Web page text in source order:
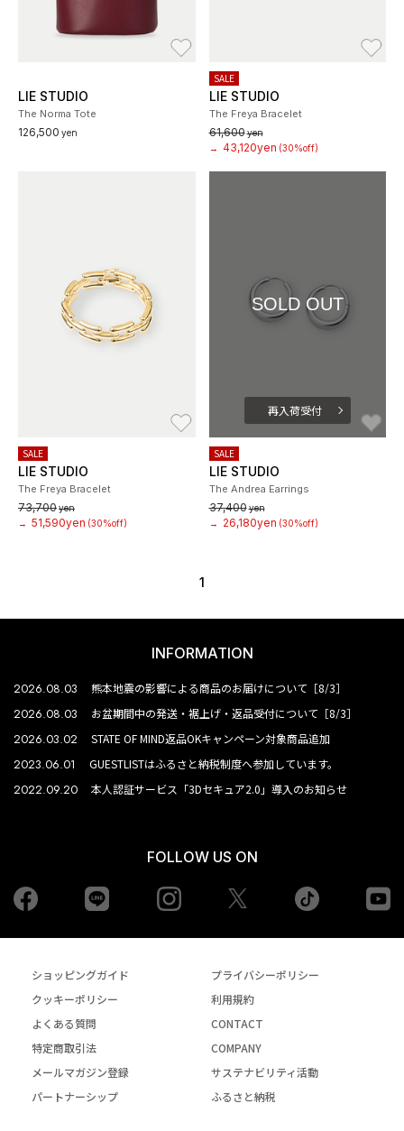
LIE STUDIO
The Norma Tote
126,500 yen
SALE
LIE STUDIO
The Freya Bracelet
61,600yen
→ 43,120yen (30%off)
SALE
LIE STUDIO
The Freya Bracelet
73,700yen
→ 51,590yen (30%off)
SOLD OUT
再入荷受付
SALE
LIE STUDIO
The Andrea Earrings
37,400yen
→
26,180yen (30%off)
1
INFORMATION
2026.08.03 熊本地震の影響による商品のお届けについて［8/3］
2026.08.03 お盆期間中の発送・裾上げ・返品受付について［8/3］
2026.03.02 STATE OF MIND返品OKキャンペーン対象商品追加
2023.06.01 GUESTLISTはふるさと納税制度へ参加しています。
2022.09.20 本人認証サービス「3Dセキュア2.0」導入のお知らせ
FOLLOW US ON
Facebook Instagram tiktok
ショッピングガイド
プライバシーポリシー
クッキーポリシー
利用規約
よくある質問
CONTACT
特定商取引法
COMPANY
メールマガジン登録
サステナビリティ活動
パートナーシップ
ふるさと納税